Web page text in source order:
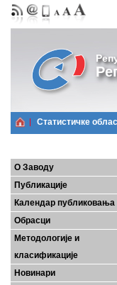
Статистичке
О Заводу
Публикације
Календар публиковања
Обрасци
Методологије и
класификације
Новинари